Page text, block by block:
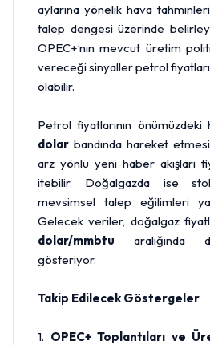
aylarına yönelik hava
talep dengesi üzerinde
OPEC+’nın mevcut üretim
vereceği sinyaller petrol
olabilir.
Petrol fiyatlarının önümüzdeki
dolar bandında hareket
arz yönlü yeni haber akışları
itebilir. Doğalgazda ise
mevsimsel talep eğilimleri
Gelecek veriler, doğalgaz
dolar/mmbtu aralığında
gösteriyor.
Takip Edilecek Göstergeler
1. OPEC+ Toplantıları ve